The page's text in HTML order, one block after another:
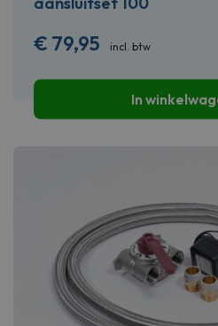
€ 79,95 incl. btw
In